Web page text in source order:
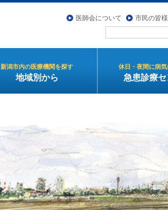
新潟市内の医療機関を探す
地域別から
休日・夜間に病
急患診療
医師会について 市民の皆